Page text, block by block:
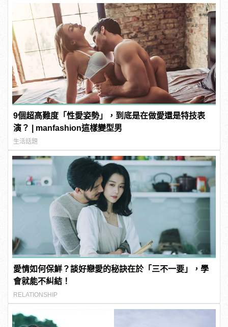
9個超高難度「性愛姿勢」，到底是在做愛還是特技表
演？ | manfashion這樣變型男
生活話題
愛情如何保鮮？談好戀愛的秘訣在於「三不一要」，學
會就能不糾結！
RELATIONSHIP